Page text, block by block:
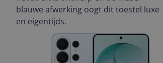
blauwe afwerking oogt dit toestel luxe
en eigentijds.